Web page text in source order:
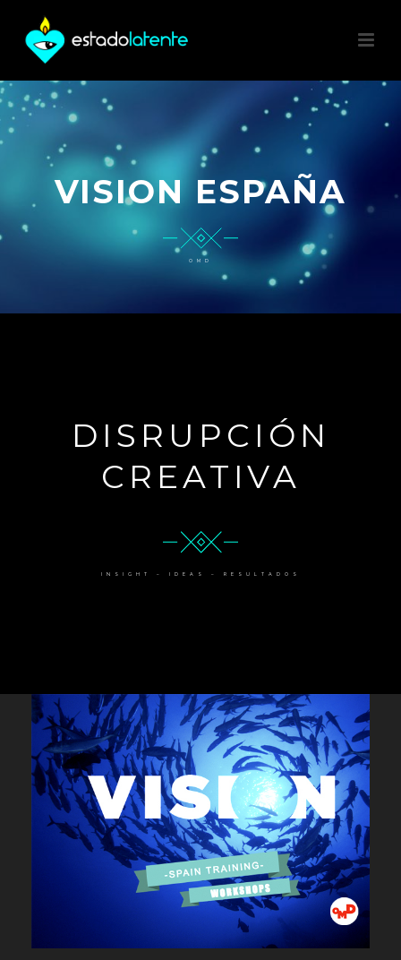
VISION ESPAÑA
OMD
DISRUPCIÓN
CREATIVA
INSIGHT – IDEAS – RESULTADOS